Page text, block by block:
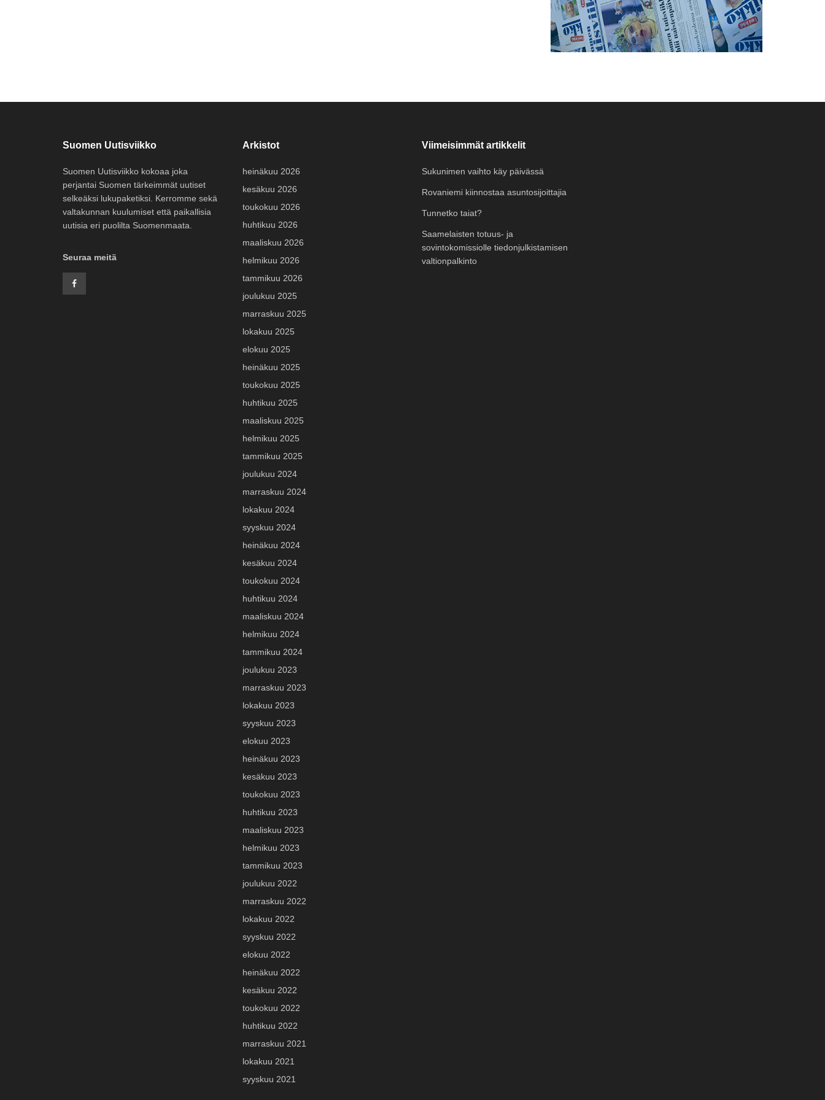
Suomen Uutisviikko
Suomen Uutisviikko kokoaa joka
perjantai Suomen tärkeimmät uutiset
selkeäksi lukupaketiksi. Kerromme sekä
valtakunnan kuulumiset että paikallisia
uutisia eri puolilta Suomenmaata.
Seuraa meitä
Arkistot
heinäkuu 2026
kesäkuu 2026
toukokuu 2026
huhtikuu 2026
maaliskuu 2026
helmikuu 2026
tammikuu 2026
joulukuu 2025
marraskuu 2025
lokakuu 2025
elokuu 2025
heinäkuu 2025
toukokuu 2025
huhtikuu 2025
maaliskuu 2025
helmikuu 2025
tammikuu 2025
joulukuu 2024
marraskuu 2024
lokakuu 2024
syyskuu 2024
heinäkuu 2024
kesäkuu 2024
toukokuu 2024
huhtikuu 2024
maaliskuu 2024
helmikuu 2024
tammikuu 2024
joulukuu 2023
marraskuu 2023
lokakuu 2023
syyskuu 2023
elokuu 2023
heinäkuu 2023
kesäkuu 2023
toukokuu 2023
huhtikuu 2023
maaliskuu 2023
helmikuu 2023
tammikuu 2023
joulukuu 2022
marraskuu 2022
lokakuu 2022
syyskuu 2022
elokuu 2022
heinäkuu 2022
kesäkuu 2022
toukokuu 2022
huhtikuu 2022
marraskuu 2021
lokakuu 2021
syyskuu 2021
Viimeisimmät artikkelit
Sukunimen vaihto käy päivässä
Rovaniemi kiinnostaa asuntosijoittajia
Tunnetko taiat?
Saamelaisten totuus- ja
sovintokomissiolle tiedonjulkistamisen
valtionpalkinto